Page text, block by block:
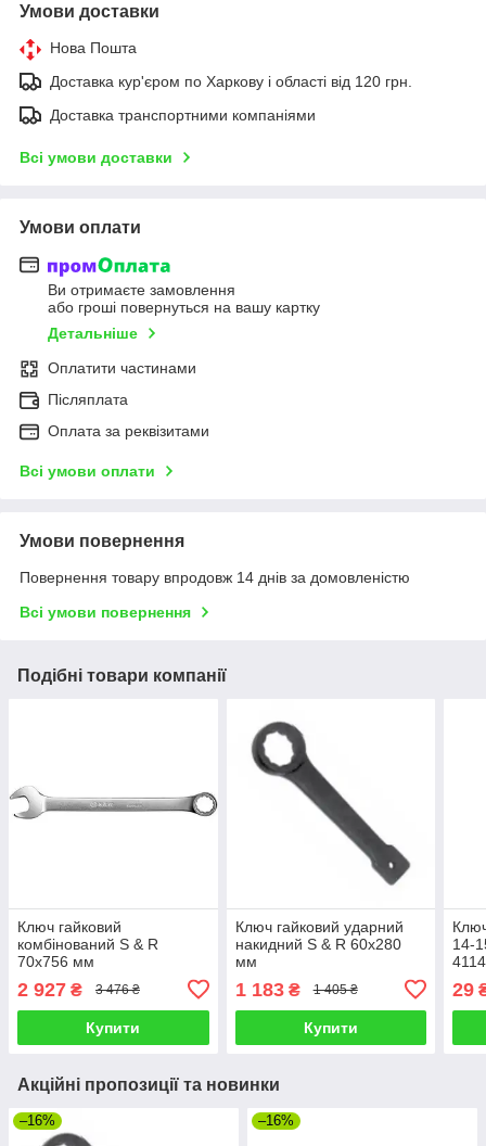
Умови доставки
Нова Пошта
Доставка кур'єром по Харкову і області від 120 грн.
Доставка транспортними компаніями
Всі умови доставки
Умови оплати
Ви отримаєте замовлення
або гроші повернуться на вашу картку
Детальніше
Оплатити частинами
Післяплата
Оплата за реквізитами
Всі умови оплати
Умови повернення
Повернення товару впродовж 14 днів за домовленістю
Всі умови повернення
Подібні товари компанії
Ключ гайковий
комбінований S & R
70х756 мм
2 927 ₴ 3 476 ₴
Купити
Ключ гайковий ударний
накидний S & R 60х280
мм
1 183₴ 1 405 ₴
Купити
14-
4114
29
Акційні пропозиції та новинки
–16% –16%